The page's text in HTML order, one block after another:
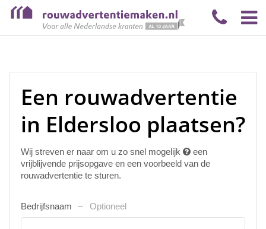
Een rouwadvertentie
in Eldersloo plaatsen?
Wij streven er naar om u zo snel mogelijk
een
vrijblijvende prijsopgave en een voorbeeld van de
rouwadvertentie te sturen.
Bedrijfsnaam Optioneel